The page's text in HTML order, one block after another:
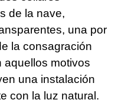
de la nave,
una por
la consagración
aquellos motivos
una instalación
con la luz natural.